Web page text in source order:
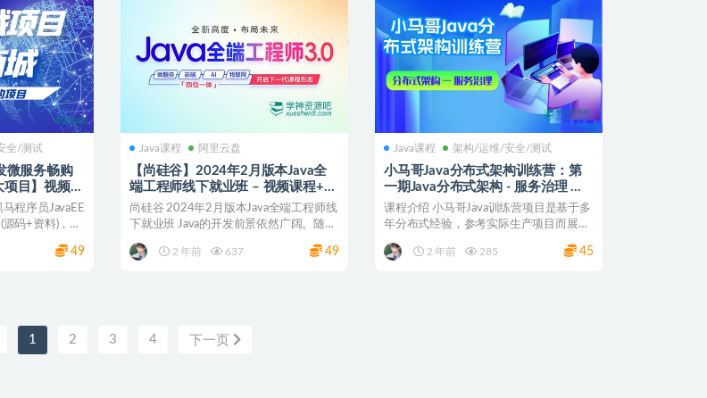
全/测试
微服务畅购
目】视频教
程序员JavaEE
码+资料)，畅
49
Java课程 阿里云盘
【尚硅谷】2024年2月版本Java全
端工程师线下就业班 – 视频课程+课
件+资料
尚硅谷 2024年2月版本Java全端工程师线
下就业班 Java的开发前景依然广阔。随着
2 年前
637 49
Java课程 架构/运维/安全/测试
小马哥Java分布式架构训练营：第
一期Java分布式架构 - 服务治理 价
值2999 完结无密
课程介绍 小马哥Java训练营项目是基于多
年分布式经验，参考实际生产项目而展开
2 年前
285 45
1 2 3 4 下一页